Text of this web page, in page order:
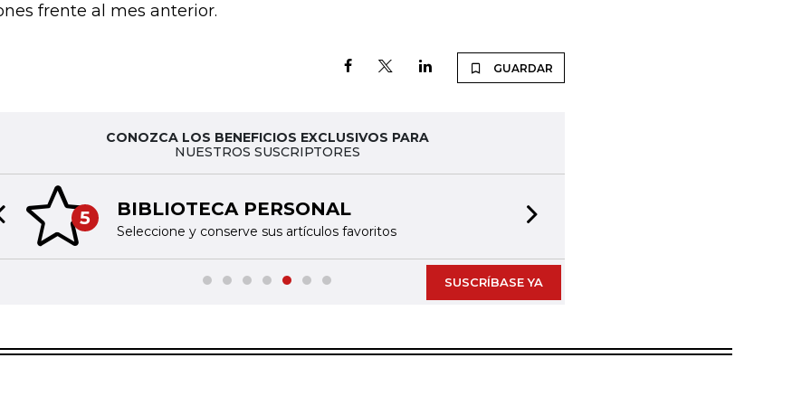
frente al mes anterior.
GUARDAR
CONOZCA LOS BENEFICIOS EXCLUSIVOS PARA
NUESTROS SUSCRIPTORES
5 BIBLIOTECA PERSONAL
Seleccione y conserve sus artículos favoritos
slide
SUSCRÍBASE YA